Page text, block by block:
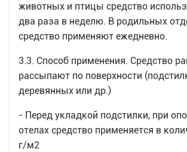
животных и птицы средство
два раза в неделю. В родильных
средство применяют ежедневно.
3.3. Способ применения. Средство
рассыпают по поверхности
деревянных или др.)
- Перед укладкой подстилки, при
отелах средство применяется в
г/м2